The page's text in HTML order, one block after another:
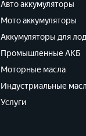
Авто аккумуляторы
Мото аккумуляторы
Аккумуляторы для
Промышленные АКБ
Моторные масла
Индустриальные
Услуги